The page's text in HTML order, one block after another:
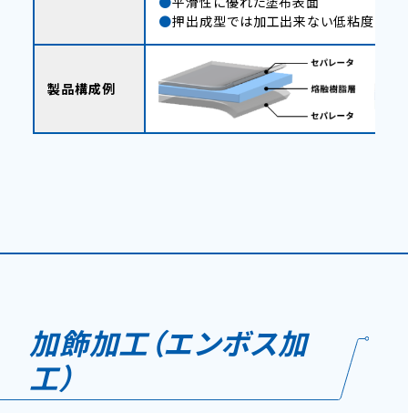
押出成型では加工出来ない低粘度の樹
製品構成例
加飾加工（エンボス加
工）